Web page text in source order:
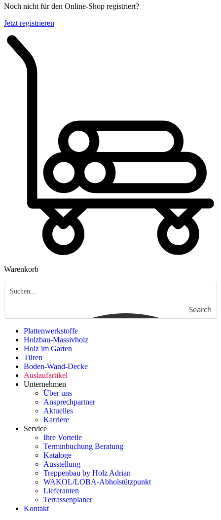
Noch nicht für den Online-Shop registriert?
Jetzt registrieren
Warenkorb
Search
Plattenwerkstoffe
Holzbau-Massivholz
Holz im Garten
Türen
Boden-Wand-Decke
Auslaufartikel
Unternehmen
Über uns
Ansprechpartner
Aktuelles
Karriere
Service
Ihre Vorteile
Terminbuchung Beratung
Kataloge
Ausstellung
Treppenbau by Holz Adrian
WAKOL/LOBA-Abholstützpunkt
Lieferanten
Terrassenplaner
Kontakt